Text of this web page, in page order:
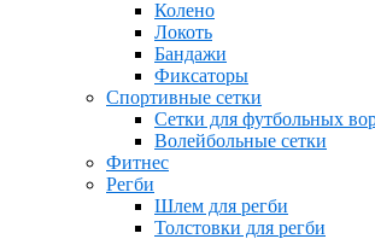
Колено
Локоть
Бандажи
Фиксаторы
Спортивные сетки
Сетки для футбольных
Волейбольные сетки
Фитнес
Регби
Шлем для регби
Толстовки для регби